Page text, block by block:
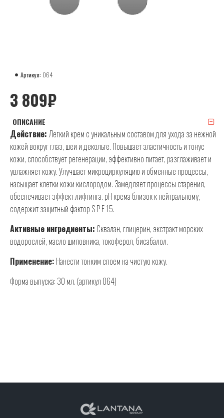
Артикул: 064
3 809₽
ОПИСАНИЕ
Действие:Легкий крем с уникальным составом для ухода за нежной
кожей вокруг глаз, шеи и декольте. Повышает эластичность и тонус
кожи, способствует регенерации, эффективно питает, разглаживает и
увлажняет кожу. Улучшает микроциркуляцию и обменные процессы,
насыщает клетки кожи кислородом. Замедляет процессы старения,
обеспечивает эффект лифтинга. pH крема близок к нейтральному,
содержит защитный фактор S P F 15.
Активные ингредиенты: Сквалан, глицерин, экстракт морских
водорослей, масло шиповника, токоферол, бисабалол.
Применение: Нанести тонким споем на чистую кожу.
Форма выпуска: 30 мл. (артикул 064)